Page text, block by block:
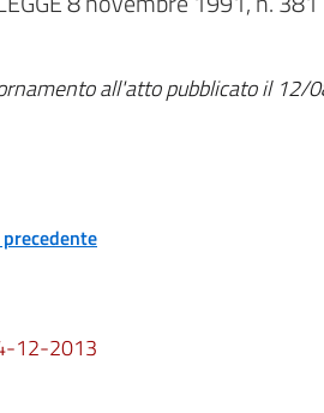
all'atto pubblicato il 12/
12-2013